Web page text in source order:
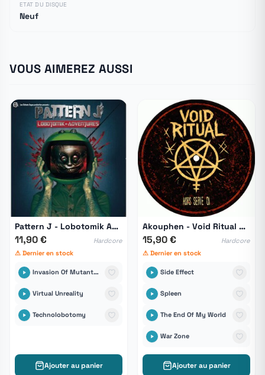
ETAT DU DISQUE
Neuf
VOUS AIMEREZ AUSSI
Pattern J - Lobotomik Adventures
11,90 €
Hardcore
⚠ Dernier en stock
Invasion Of Mutantes Televisions
Virtual Unreality
Technolobotomy
Ajouter au panier
Akouphen - Void Ritual HS 01
15,90 €
Hardcore
⚠ Dernier en stock
Side Effect
Spleen
The End Of My World
War Zone
Ajouter au panier